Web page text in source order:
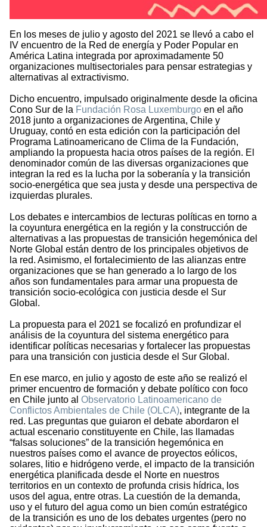
En los meses de julio y agosto del 2021 se llevó a cabo el
IV encuentro de la Red de energía y Poder Popular en
América Latina integrada por aproximadamente 50
organizaciones multisectoriales para pensar estrategias y
alternativas al extractivismo.
Dicho encuentro, impulsado originalmente desde la oficina
Cono Sur de la Fundación Rosa Luxemburgo en el año
2018 junto a organizaciones de Argentina, Chile y
Uruguay, contó en esta edición con la participación del
Programa Latinoamericano de Clima de la Fundación,
ampliando la propuesta hacia otros países de la región. El
denominador común de las diversas organizaciones que
integran la red es la lucha por la soberanía y la transición
socio-energética que sea justa y desde una perspectiva de
izquierdas plurales.
Los debates e intercambios de lecturas políticas en torno a
la coyuntura energética en la región y la construcción de
alternativas a las propuestas de transición hegemónica del
Norte Global están dentro de los principales objetivos de
la red. Asimismo, el fortalecimiento de las alianzas entre
organizaciones que se han generado a lo largo de los
años son fundamentales para armar una propuesta de
transición socio-ecológica con justicia desde el Sur
Global.
La propuesta para el 2021 se focalizó en profundizar el
análisis de la coyuntura del sistema energético para
identificar políticas necesarias y fortalecer las propuestas
para una transición con justicia desde el Sur Global.
En ese marco, en julio y agosto de este año se realizó el
primer encuentro de formación y debate político con foco
en Chile junto al Observatorio Latinoamericano de
Conflictos Ambientales de Chile (OLCA), integrante de la
red. Las preguntas que guiaron el debate abordaron el
actual escenario constituyente en Chile, las llamadas
“falsas soluciones” de la transición hegemónica en
nuestros países como el avance de proyectos eólicos,
solares, litio e hidrógeno verde, el impacto de la transición
energética planificada desde el Norte en nuestros
territorios en un contexto de profunda crisis hídrica, los
usos del agua, entre otras. La cuestión de la demanda,
uso y el futuro del agua como un bien común estratégico
de la transición es uno de los debates urgentes (pero no